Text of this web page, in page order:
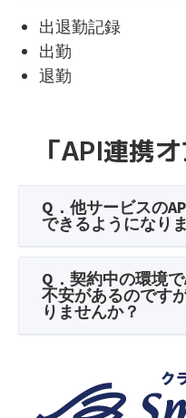
出退勤記録
出勤
退勤
「API連携
Q．他サービスの
できるようになり
Q．契約中の環境
不安があるのです
りませんか？